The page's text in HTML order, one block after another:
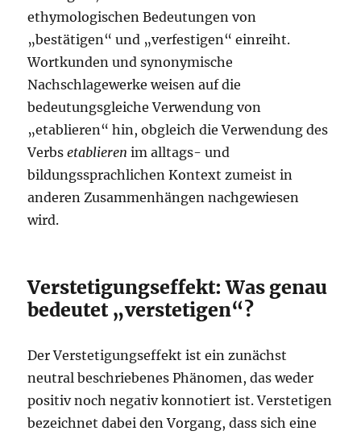
ethymologischen Bedeutungen von
„bestätigen“ und „verfestigen“ einreiht.
Wortkunden und synonymische
Nachschlagewerke weisen auf die
bedeutungsgleiche Verwendung von
„etablieren“ hin, obgleich die Verwendung des
Verbsetablieren im alltags- und
bildungssprachlichen Kontext zumeist in
anderen Zusammenhängen nachgewiesen
wird.
Verstetigungseffekt: Was genau
bedeutet „verstetigen“?
Der Verstetigungseffekt ist ein zunächst
neutral beschriebenes Phänomen, das weder
positiv noch negativ konnotiert ist. Verstetigen
bezeichnet dabei den Vorgang, dass sich eine